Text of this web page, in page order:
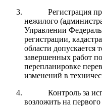
Регистрация
нежилого
Управлении
регистрации,
области допускается
завершенных работ
перепланировке
изменений в
Контроль за
возложить на